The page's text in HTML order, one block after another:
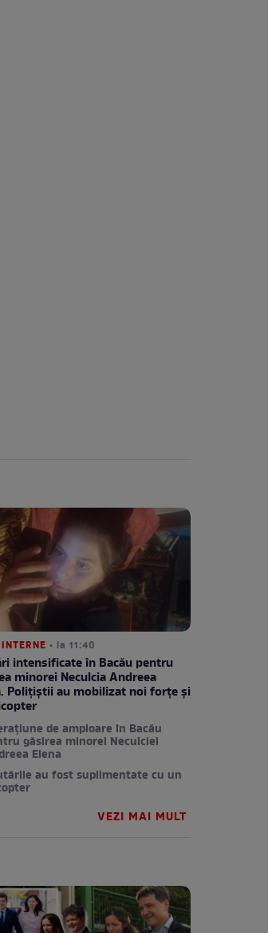
• la 11:40
intensificate în Bacău pentru
minorei Neculcia Andreea
Polițiștii au mobilizat noi forțe și
de amploare în Bacău
găsirea minorei Neculciei
Elena
au fost suplimentate cu un
VEZI MAI MULT